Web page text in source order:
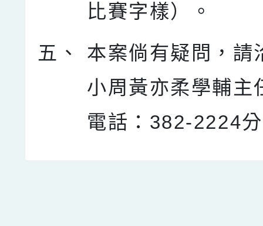
比賽字樣）。
五、
本案倘有疑問，請
小周黃亦柔學輔主
電話：382-2224